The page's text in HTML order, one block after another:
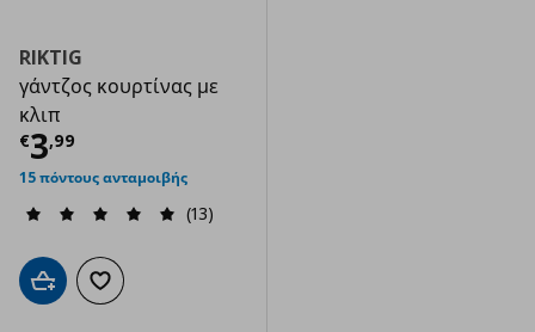
RIKTIG
γάντζος κουρτίνας με
κλιπ
€3,99
Τρέχουσα τιμή
15 πόντους ανταμοιβής
(13)
Προσθήκη στο καλάθι
Προσθήκη στα αγαπημένα